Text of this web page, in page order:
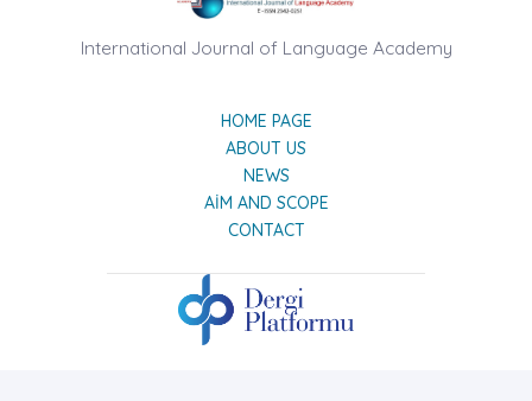
International Journal of Language Academy
HOME PAGE
ABOUT US
NEWS
AIM AND SCOPE
CONTACT